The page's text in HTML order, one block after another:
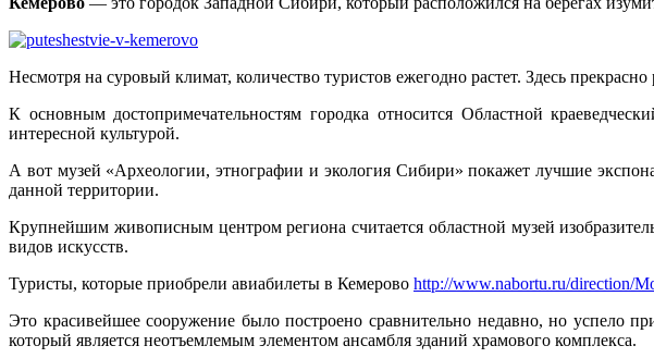
Несмотря на суровый климат, количество туристов ежегодно растет. Здесь
К основным достопримечательностям городка относится Областной
интересной культурой.
А вот музей «Археологии, этнографии и экология Сибири» покажет лучшие
данной территории.
Крупнейшим живописным центром региона считается областной музей
видов искусств.
Туристы, которые приобрели авиабилеты в Кемерово http://www.nabortu.ru/direction/
Это красивейшее сооружение было построено сравнительно недавно, но успело
который является неотъемлемым элементом ансамбля зданий храмового комплекса.